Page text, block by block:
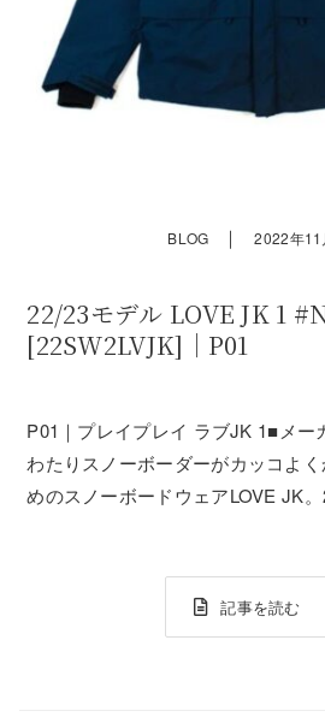
BLOG ｜ 2022年11
22/23モデル LOVE JK 1
[22SW2LVJK]｜P01
P01｜プレイプレイ ラブJK 1■メー
わたりスノーボーダーがカッコよ
めのスノーボードウェアLOVE JK
経て、機能面、デザ...
記事を読む